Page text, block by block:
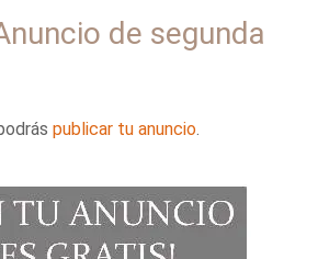
de segunda
publicar tu anuncio.